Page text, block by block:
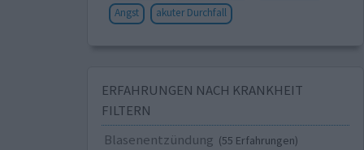
Angst
akuter Durchfall
ERFAHRUNGEN NACH KRANKHEIT
FILTERN
Blasenentzündung (55 Erfahrungen)